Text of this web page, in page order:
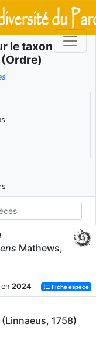
le taxon
(Ordre)
Mathews,
2024 Fiche espèce
(Linnaeus, 1758)